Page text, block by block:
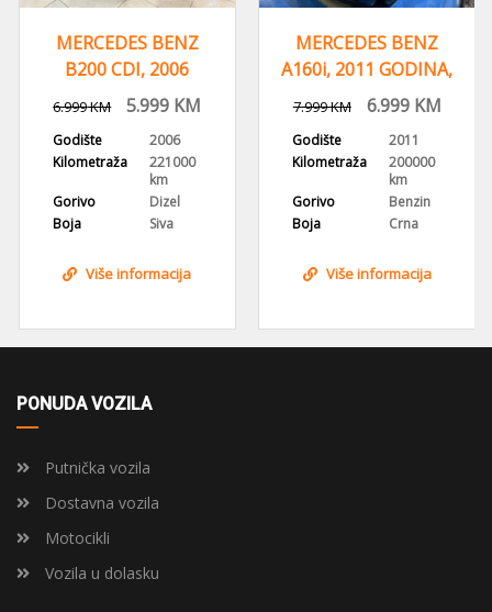
MERCEDES BENZ
B200 CDI, 2006
GODINA,
6.999KM 5.999 KM
Godište
2006
Kilometraža
221000
km
Gorivo
Dizel
Boja
Siva
Više informacija
MERCEDES BENZ
A160i, 2011 GODINA,
REGISTROVAN,KLIMA
7.999KM 6.999KM
Godište
2011
Kilometraža
200000
km
Gorivo
Benzin
Boja
Crna
Više informacija
PONUDA VOZILA
Putnička vozila
Dostavna vozila
Motocikli
Vozila u dolasku